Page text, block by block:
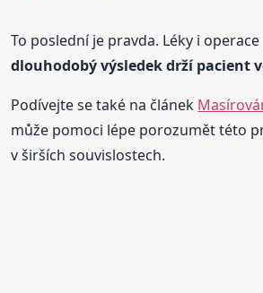
To poslední je pravda. Léky i
dlouhodobý výsledek drží pacient
Podívejte se také na článek
může pomoci lépe porozumět této
v širších souvislostech.